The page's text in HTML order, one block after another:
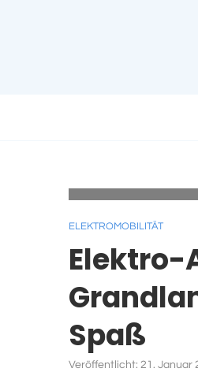
ELEKTROMOBILITÄT
Elektro-
Spaß
Veröffentlicht: 21. Januar